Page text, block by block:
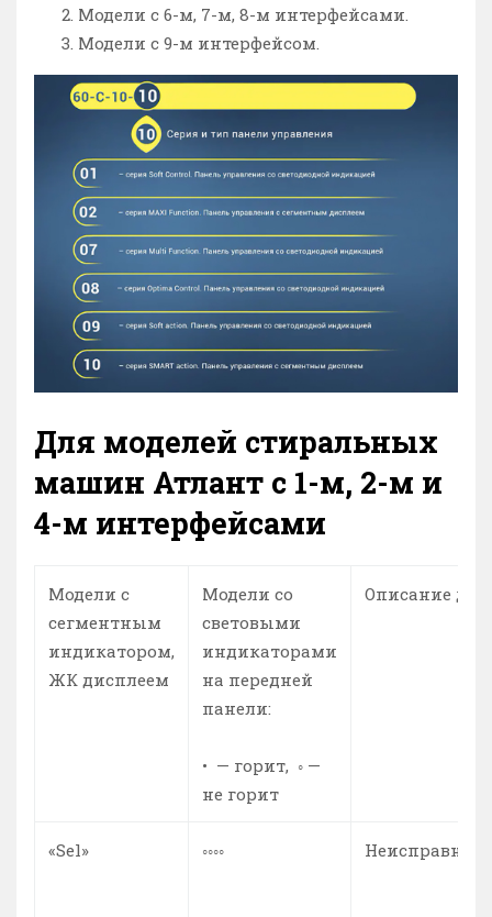
Модели с 6-м, 7-м, 8-м интерфейсами.
Модели с 9-м интерфейсом.
Для моделей стиральных
машин Атлант с 1-м, 2-м и
4-м интерфейсами
Модели с
сегментным
индикатором,
ЖК дисплеем
Модели со
световыми
индикаторами
на передней
панели:
• — горит, ◦ —
не горит
Описание
«Sel» ◦◦◦◦